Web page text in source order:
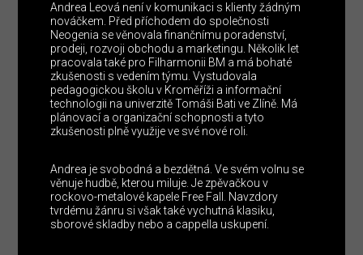
Andrea Leová není v komunikaci s klienty žádným
nováčkem. Před příchodem do společnosti
Neogenia se věnovala finančnímu poradenství,
prodeji, rozvoji obchodu a marketingu. Několik let
pracovala také pro Filharmonii BM a má bohaté
zkušenosti s vedením týmu. Vystudovala
pedagogickou školu v Kroměříži a informační
technologii na univerzitě Tomáši Bati ve Zlíně. Má
plánovací a organizační schopnosti a tyto
zkušenosti plně využije ve své nové roli.
Andrea je svobodná a bezdětná. Ve svém volnu se
věnuje hudbě, kterou miluje. Je zpěvačkou v
rockovo-metalové kapele Free Fall. Navzdory
tvrdému žánru si však také vychutná klasiku,
sborové skladby nebo a cappella uskupení.